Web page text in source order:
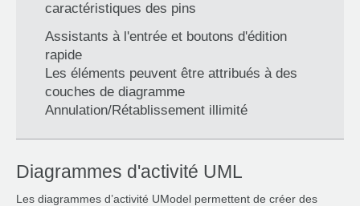
caractéristiques des pins
Assistants à l'entrée et boutons d'édition
rapide
Les éléments peuvent être attribués à des
couches de diagramme
Annulation/Rétablissement illimité
Diagrammes d'activité UML
Les diagrammes d’activité UModel permettent de créer des